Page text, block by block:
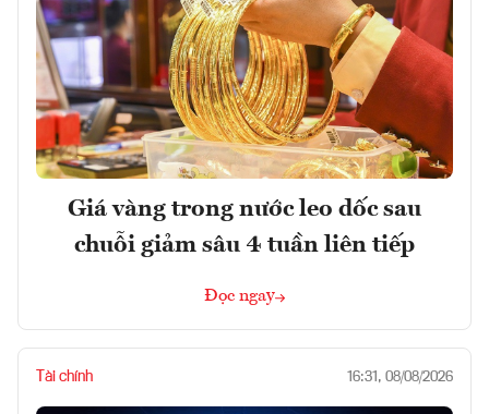
Giá vàng trong nước leo dốc sau
chuỗi giảm sâu 4 tuần liên tiếp
Đọc ngay
Tài chính 16:31, 08/08/2026